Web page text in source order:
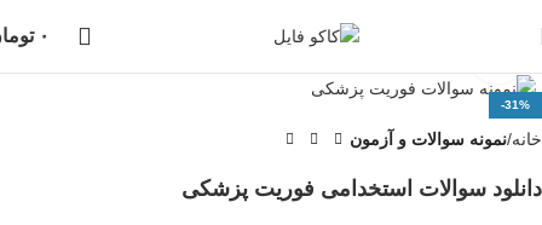
۰
-31%
خانه نمونه سوالات و آزمون
دانلود سوالات استخدامی فوریت پزشکی
انجام می شود...